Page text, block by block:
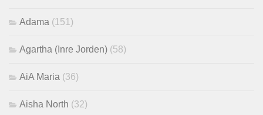
Adama (151)
Agartha (Inre Jorden) (58)
AiA Maria (36)
Aisha North (32)